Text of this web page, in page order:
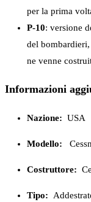
per la prima
P-10: versione
del
ne venne
Informazioni
Nazione: USA
Modello:
Costruttore:
Tipo: